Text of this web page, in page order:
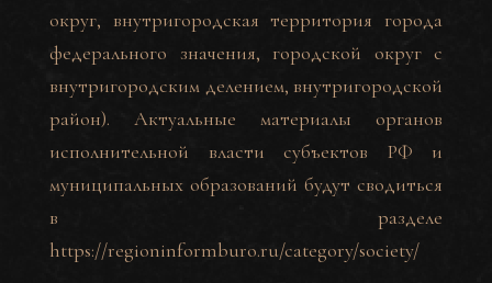
округ, внутригородская территория города
федерального значения, городской округ с
внутригородским делением, внутригородской
район). Актуальные материалы органов
исполнительной власти субъектов РФ и
муниципальных образований будут сводиться
в разделе
https://regioninformburo.ru/category/society/